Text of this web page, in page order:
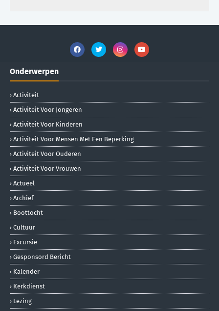
Onderwerpen
Activiteit
Activiteit Voor Jongeren
Activiteit Voor Kinderen
Activiteit Voor Mensen Met Een Beperking
Activiteit Voor Ouderen
Activiteit Voor Vrouwen
Actueel
Archief
Boottocht
Cultuur
Excursie
Gesponsord Bericht
Kalender
Kerkdienst
Lezing